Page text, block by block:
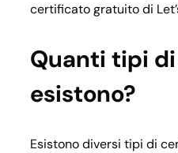
certificato gratuito di
Quanti tipi
esistono?
Esistono diversi tipi di